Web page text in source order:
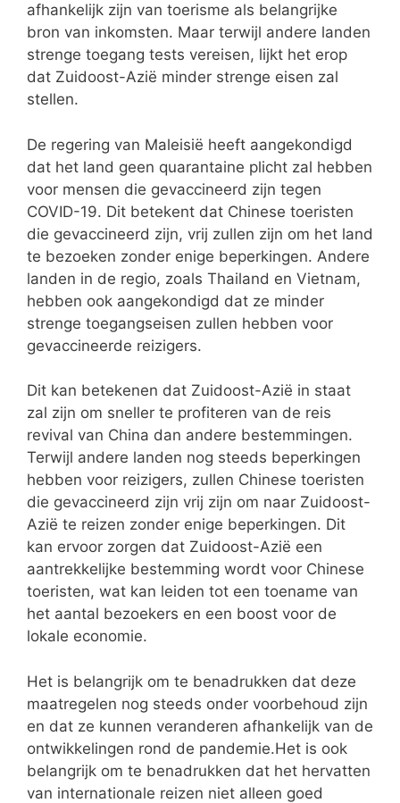
afhankelijk zijn van toerisme als belangrijke
bron van inkomsten. Maar terwijl andere landen
strenge toegang tests vereisen, lijkt het erop
dat Zuidoost-Azië minder strenge eisen zal
stellen.
De regering van Maleisië heeft aangekondigd
dat het land geen quarantaine plicht zal hebben
voor mensen die gevaccineerd zijn tegen
COVID-19. Dit betekent dat Chinese toeristen
die gevaccineerd zijn, vrij zullen zijn om het land
te bezoeken zonder enige beperkingen. Andere
landen in de regio, zoals Thailand en Vietnam,
hebben ook aangekondigd dat ze minder
strenge toegangseisen zullen hebben voor
gevaccineerde reizigers.
Dit kan betekenen dat Zuidoost-Azië in staat
zal zijn om sneller te profiteren van de reis
revival van China dan andere bestemmingen.
Terwijl andere landen nog steeds beperkingen
hebben voor reizigers, zullen Chinese toeristen
die gevaccineerd zijn vrij zijn om naar Zuidoost-
Azië te reizen zonder enige beperkingen. Dit
kan ervoor zorgen dat Zuidoost-Azië een
aantrekkelijke bestemming wordt voor Chinese
toeristen, wat kan leiden tot een toename van
het aantal bezoekers en een boost voor de
lokale economie.
Het is belangrijk om te benadrukken dat deze
maatregelen nog steeds onder voorbehoud zijn
en dat ze kunnen veranderen afhankelijk van de
ontwikkelingen rond de pandemie.Het is ook
belangrijk om te benadrukken dat het hervatten
van internationale reizen niet alleen goed